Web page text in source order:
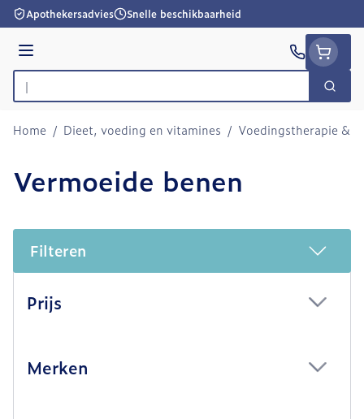
Ga naar de inhoud
Apothekersadvies Snelle beschikbaarheid
Menu
Product, merk, categorie...
Zoek
Home / Dieet, voeding en vitamines / Voedingstherapie &
Vermoeide benen
Filteren
Prijs
Merken